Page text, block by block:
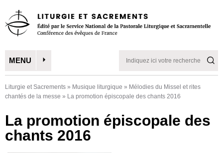
MENU
Liturgie et Sacrements » Musique liturgique » Mélodies du Missel et rites
chantés de la messe » La promotion épiscopale des chants 2016
La promotion épiscopale des
chants 2016